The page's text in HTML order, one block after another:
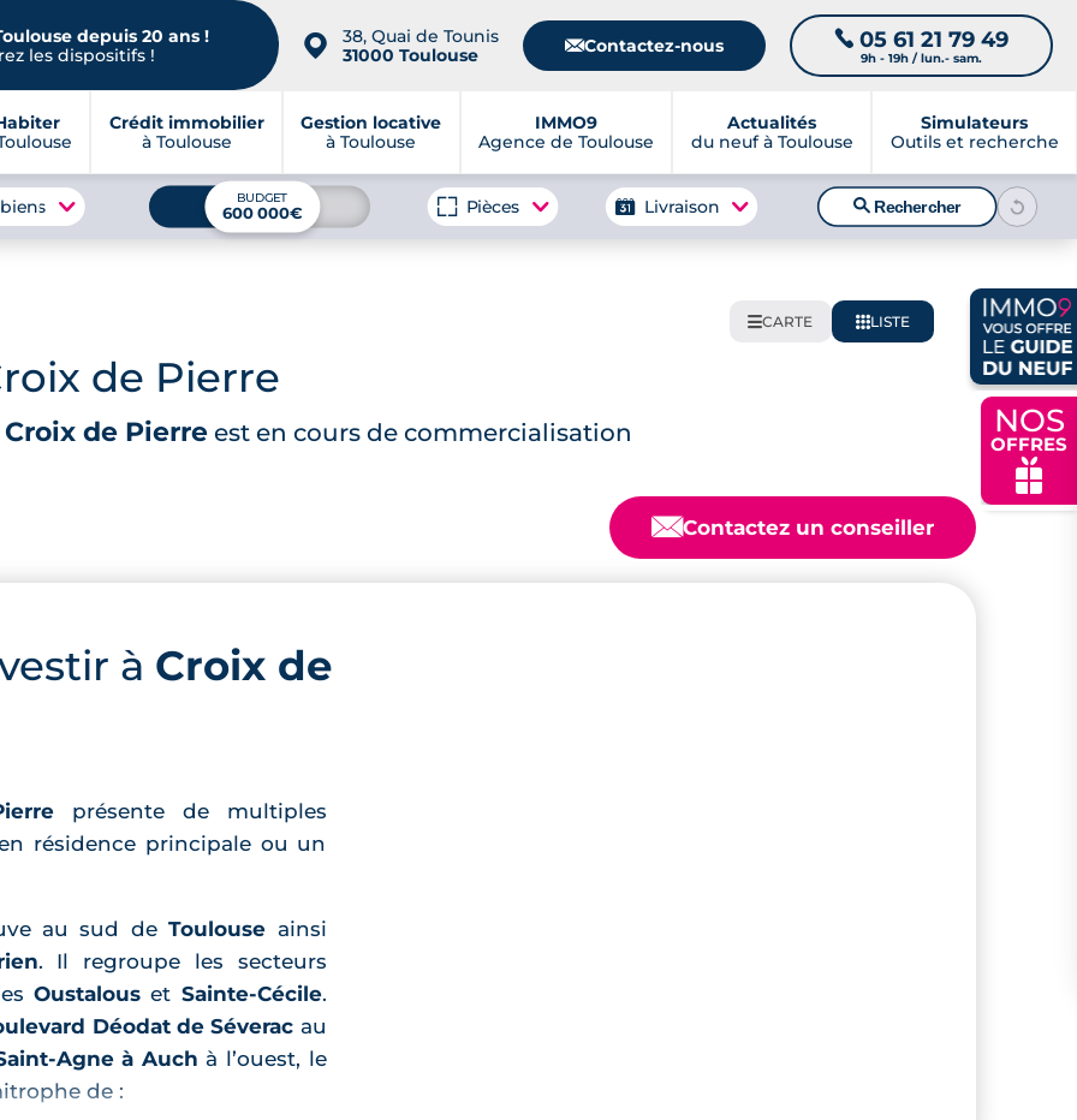
depuis 20 ans !
les dispositifs ! 📍
38, Quai de Tounis
31000 Toulouse
📧Contactez-nous 📞 05 61 21 79 49
9h - 19h / lun.- sam.
Crédit immobilier
à Toulouse
Gestion locative
à Toulouse
IMMO9
Agence de Toulouse
Actualités
du neuf à Toulouse
Simulateurs
Outils et recherche
NOS
OFFRES
🎁
BUDGET
600 000€ Pièces Livraison 🔍Rechercher
🌍CARTE 📋LISTE
de Pierre
de Pierreest en cours de commercialisation
📧Contactez un conseiller
à Croix de
présente de multiples
résidence principale ou un
au sud deToulouse ainsi
. Il regroupe les secteurs
Oustalous et Sainte-Cécile.
Déodat de Séverac au
Agne à Auch à l’ouest, le
de :